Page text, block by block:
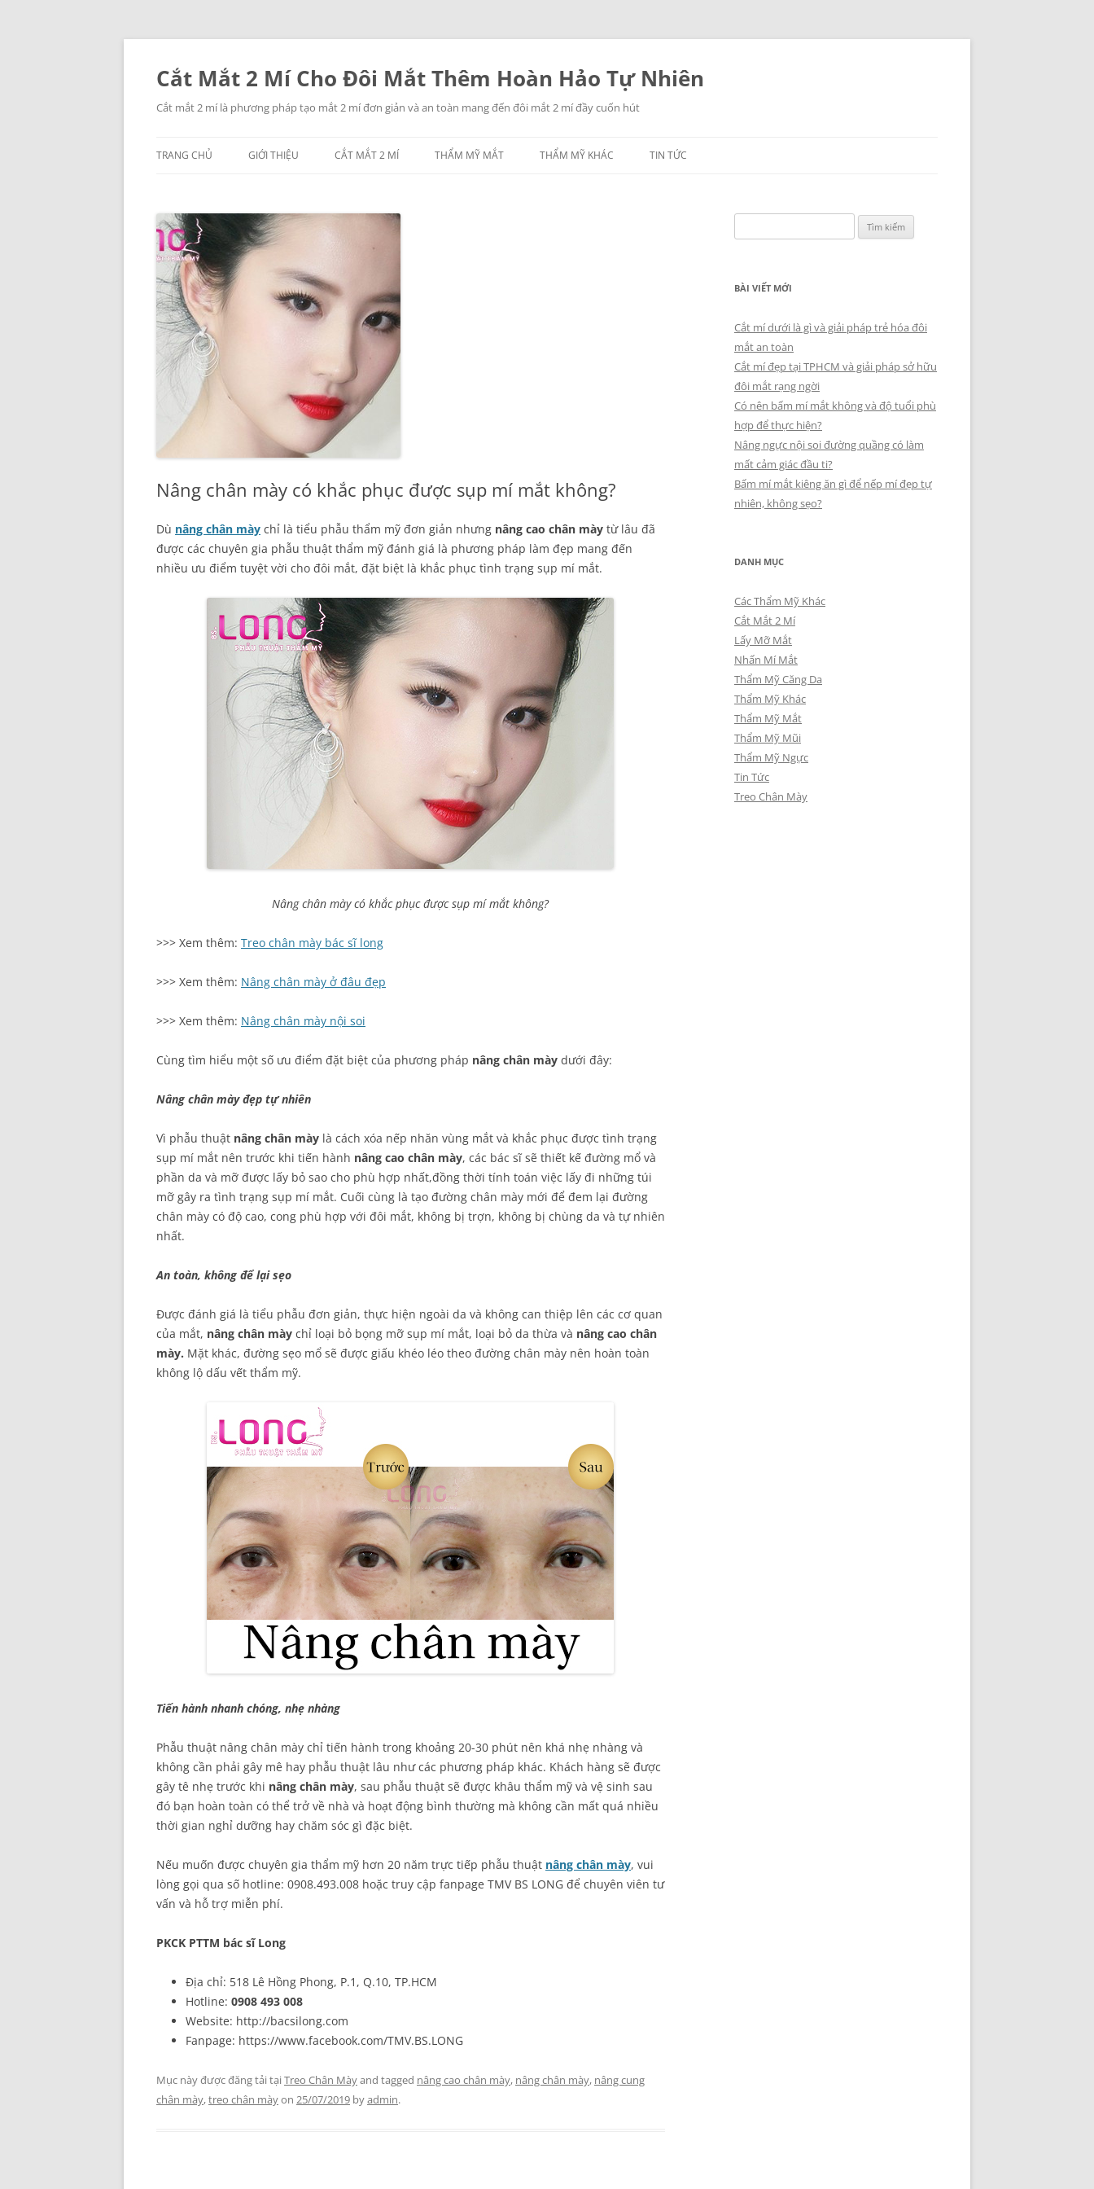
Chuyển
dung
Cắt Mắt 2 Mí Cho Đôi Mắt Thêm Hoàn Hảo Tự Nhiên
Cắt mắt 2 mí là phương pháp tạo mắt 2 mí đơn giản và an toàn mang đến đôi mắt 2 mí đầy cuốn hút
TRANG CHỦ GIỚI THIỆU CẮT MẮT 2 MÍ THẨM MỸ MẮT THẨM MỸ KHÁC TIN TỨC
Nâng chân mày có khắc phục được sụp mí mắt không?
Dù nâng chân mày chỉ là tiểu phẫu thẩm mỹ đơn giản nhưng nâng cao chân mày từ lâu đã
được các chuyên gia phẫu thuật thẩm mỹ đánh giá là phương pháp làm đẹp mang đến
nhiều ưu điểm tuyệt vời cho đôi mắt, đặt biệt là khắc phục tình trạng sụp mí mắt.
Nâng chân mày có khắc phục được sụp mí mắt không?
>>> Xem thêm: Treo chân mày bác sĩ long
>>> Xem thêm: Nâng chân mày ở đâu đẹp
>>> Xem thêm: Nâng chân mày nội soi
Cùng tìm hiểu một số ưu điểm đặt biệt của phương pháp nâng chân mày dưới đây:
Nâng chân mày đẹp tự nhiên
Vì phẫu thuật nâng chân mày là cách xóa nếp nhăn vùng mắt và khắc phục được tình trạng
sụp mí mắt nên trước khi tiến hành nâng cao chân mày, các bác sĩ sẽ thiết kế đường mổ và
phần da và mỡ được lấy bỏ sao cho phù hợp nhất,đồng thời tính toán việc lấy đi những túi
mỡ gây ra tình trạng sụp mí mắt. Cuối cùng là tạo đường chân mày mới để đem lại đường
chân mày có độ cao, cong phù hợp với đôi mắt, không bị trợn, không bị chùng da và tự nhiên
nhất.
An toàn, không để lại sẹo
Được đánh giá là tiểu phẫu đơn giản, thực hiện ngoài da và không can thiệp lên các cơ quan
của mắt, nâng chân mày chỉ loại bỏ bọng mỡ sụp mí mắt, loại bỏ da thừa và nâng cao chân
mày. Mặt khác, đường sẹo mổ sẽ được giấu khéo léo theo đường chân mày nên hoàn toàn
không lộ dấu vết thẩm mỹ.
Tiến hành nhanh chóng, nhẹ nhàng
Phẫu thuật nâng chân mày chỉ tiến hành trong khoảng 20-30 phút nên khá nhẹ nhàng và
không cần phải gây mê hay phẫu thuật lâu như các phương pháp khác. Khách hàng sẽ được
gây tê nhẹ trước khi nâng chân mày, sau phẫu thuật sẽ được khâu thẩm mỹ và vệ sinh sau
đó bạn hoàn toàn có thể trở về nhà và hoạt động bình thường mà không cần mất quá nhiều
thời gian nghỉ dưỡng hay chăm sóc gì đặc biệt.
Nếu muốn được chuyên gia thẩm mỹ hơn 20 năm trực tiếp phẫu thuật nâng chân mày, vui
lòng gọi qua số hotline: 0908.493.008 hoặc truy cập fanpage TMV BS LONG để chuyên viên tư
vấn và hỗ trợ miễn phí.
PKCK PTTM bác sĩ Long
Địa chỉ: 518 Lê Hồng Phong, P.1, Q.10, TP.HCM
Hotline: 0908 493 008
Website: http://bacsilong.com
Fanpage: https://www.facebook.com/TMV.BS.LONG
Mục này được đăng tải tạiTreo Chân Màyand tagged nâng cao chân mày, nâng chân mày, nâng cung
chân mày,treo chân màyon 25/07/2019 byadmin.
kiếm
BÀI VIẾT MỚI
Cắt mí dưới là gì và giải pháp trẻ hóa đôi
mắt an toàn
Cắt mí đẹp tại TPHCM và giải pháp sở hữu
đôi mắt rạng ngời
Có nên bấm mí mắt không và độ tuổi phù
hợp để thực hiện?
Nâng ngực nội soi đường quầng có làm
mất cảm giác đầu ti?
Bấm mí mắt kiêng ăn gì để nếp mí đẹp tự
nhiên, không sẹo?
DANH MỤC
Các Thẩm Mỹ Khác
Cắt Mắt 2 Mí
Lấy Mỡ Mắt
Nhấn Mí Mắt
Thẩm Mỹ Căng Da
Thẩm Mỹ Khác
Thẩm Mỹ Mắt
Thẩm Mỹ Mũi
Thẩm Mỹ Ngực
Tin Tức
Treo Chân Mày